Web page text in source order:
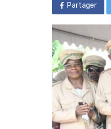
Partager